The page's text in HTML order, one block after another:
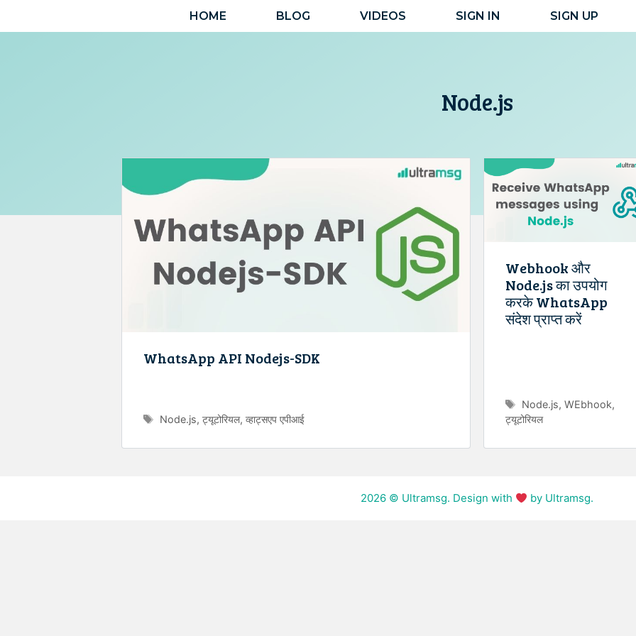
HOME BLOG VIDEOS SIGN IN SIGN UP
Node.js
WhatsApp API Nodejs-SDK
Tags
Node.js,ट्यूटोरियल,व्हाट्सएप एपीआई
Webhook और
Node.js का उपयोग
करके WhatsApp
संदेश प्राप्त करें
Tags
Node.js,WEbhook,
ट्यूटोरियल
2026 © Ultramsg. Design with by Ultramsg.